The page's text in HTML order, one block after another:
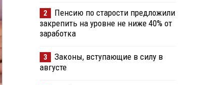
2
Пенсию по старости предложили
закрепить на уровне не ниже 40% от
заработка
3
Законы, вступающие в силу в
августе